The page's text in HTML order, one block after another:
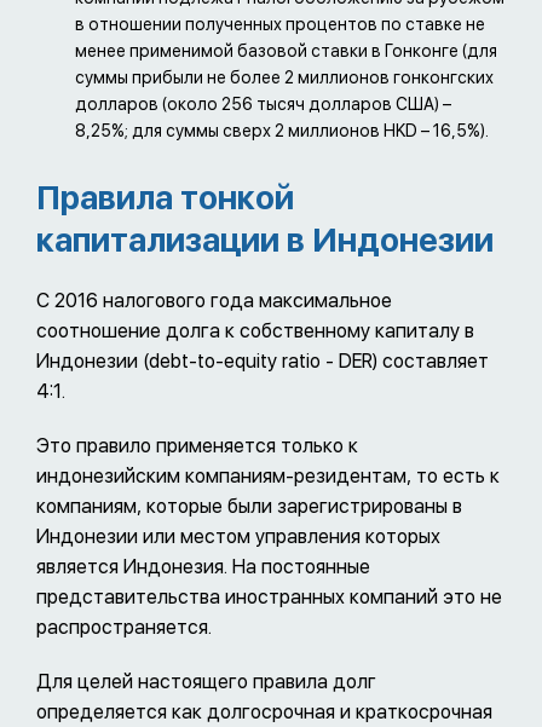
в отношении полученных процентов по ставке не
менее применимой базовой ставки в Гонконге (для
суммы прибыли не более 2 миллионов гонконгских
долларов (около 256 тысяч долларов США) –
8,25%; для суммы сверх 2 миллионов HKD – 16,5%).
Правила тонкой
капитализации в Индонезии
C 2016 налогового года максимальное
соотношение долга к собственному капиталу в
Индонезии (debt-to-equity ratio - DER) составляет
4:1.
Это правило применяется только к
индонезийским компаниям-резидентам, то есть к
компаниям, которые были зарегистрированы в
Индонезии или местом управления которых
является Индонезия. На постоянные
представительства иностранных компаний это не
распространяется.
Для целей настоящего правила долг
определяется как долгосрочная и краткосрочная